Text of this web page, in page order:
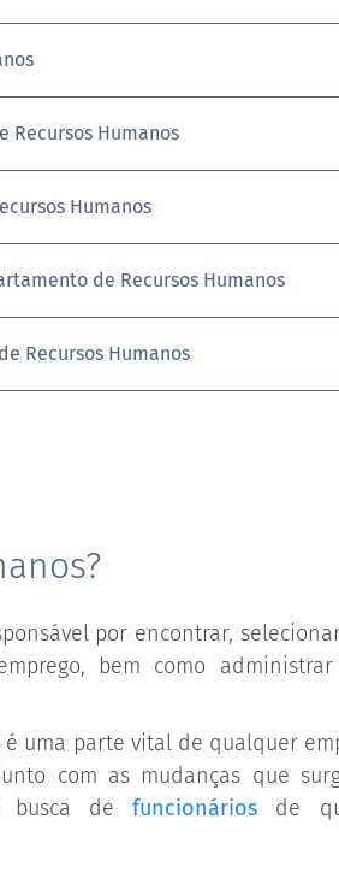
Recursos Humanos
Humanos
de Recursos Humanos
Recursos Humanos
por encontrar,
bem como
uma parte vital de qualquer
com as mudanças que
busca defuncionários de